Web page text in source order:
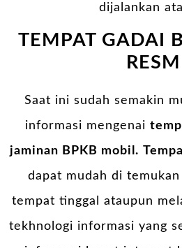
dijalankan
TEMPAT GADAI
RESMI
Saat ini sudah semakin
informasi mengenai
jaminan BPKB mobil.
dapat mudah di
tempat tinggal ataupun
tekhnologi informasi yang